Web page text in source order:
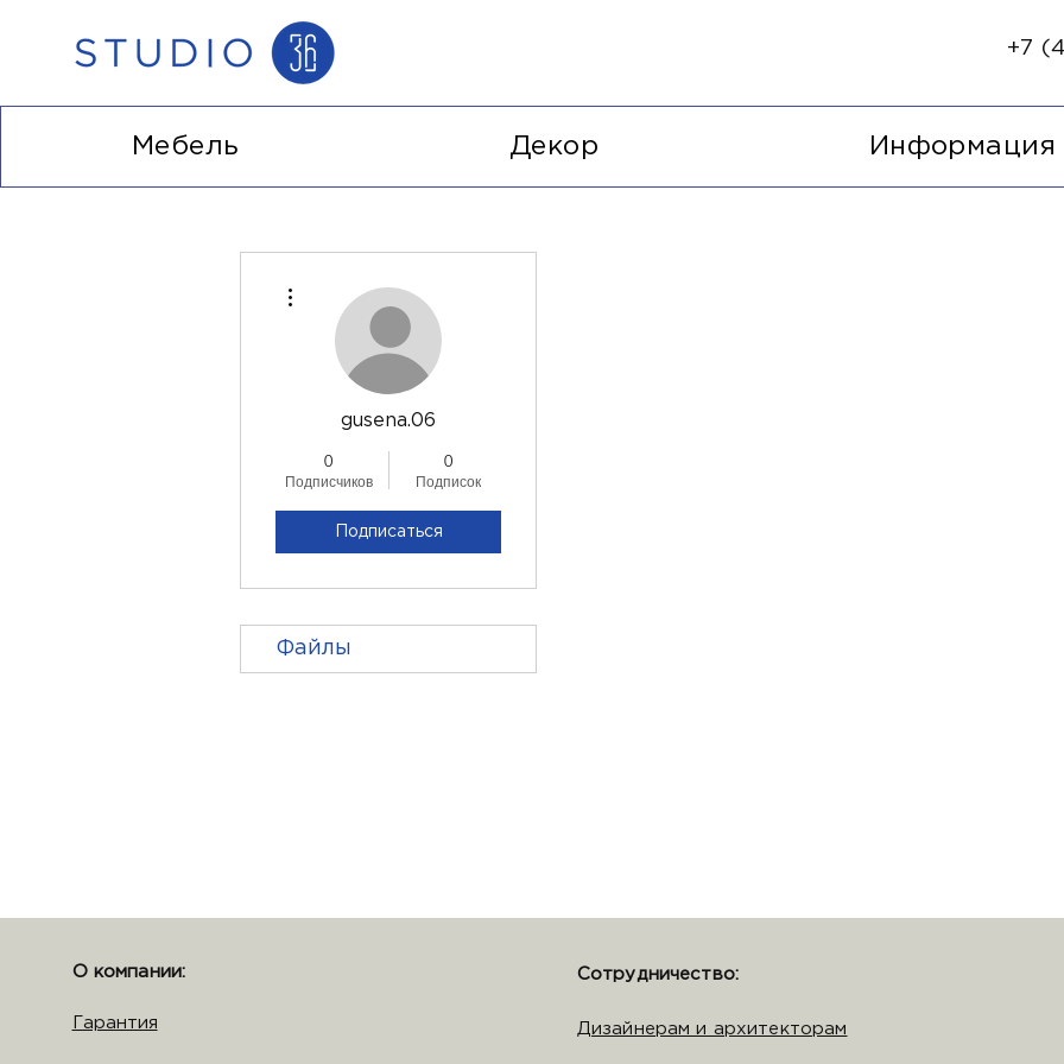
+7
Мебель Декор Информация
gusena.06
0
Подписчиков
0
Подписок
Подписаться
Файлы
О компании:
Гарантия
Сотрудничество:
Дизайнерам и архитекторам